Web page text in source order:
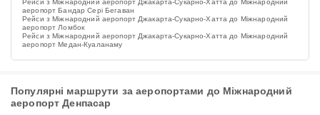
Рейси з Міжнародний аеропорт Джакарта-Сукарно-Хатта до Міжнародний
аеропорт Бандар Сері Бегаван
Рейси з Міжнародний аеропорт Джакарта-Сукарно-Хатта до Міжнародний
аеропорт Ломбок
Рейси з Міжнародний аеропорт Джакарта-Сукарно-Хатта до Міжнародний
аеропорт Медан-Куаланаму
Популярні маршрути за аеропортами до Міжнародний
аеропорт Денпасар